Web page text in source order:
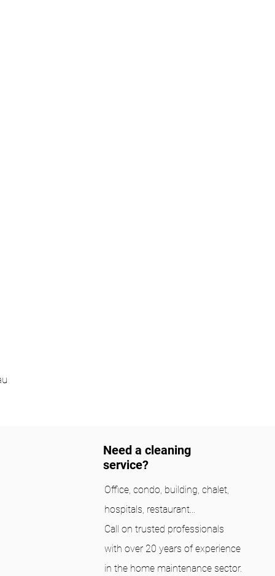
Need a cleaning
service?
Office, condo, building, chalet,
hospitals, restaurant...
Call on trusted professionals
with over 20 years of experience
in the home maintenance sector.